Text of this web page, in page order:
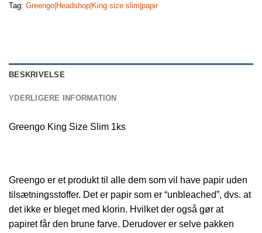
Tag: Greengo|Headshop|King size slim|papir
BESKRIVELSE
YDERLIGERE INFORMATION
Greengo King Size Slim 1ks
Greengo er et produkt til alle dem som vil have papir uden
tilsætningsstoffer. Det er papir som er “unbleached”, dvs. at
det ikke er bleget med klorin. Hvilket der også gør at
papiret får den brune farve. Derudover er selve pakken